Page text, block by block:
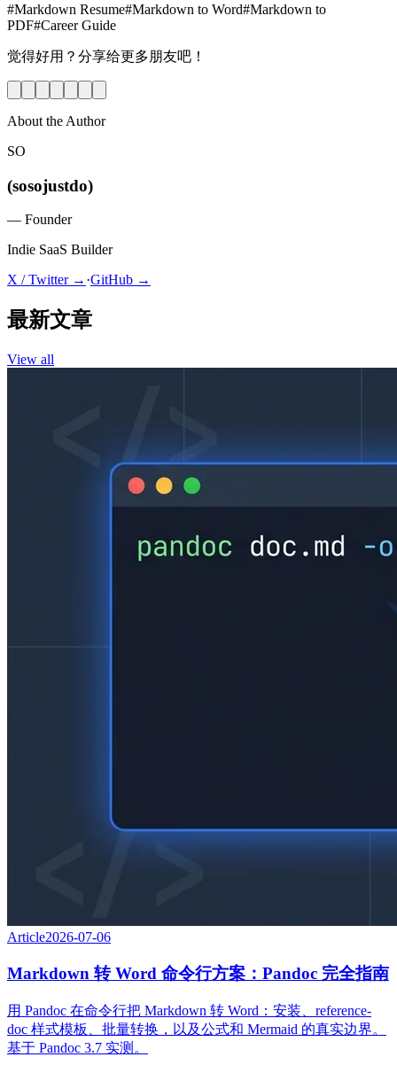
#Markdown Resume#Markdown to Word#Markdown to
PDF#Career Guide
觉得好用？分享给更多朋友吧！
About the Author
SO
(sosojustdo)
— Founder
Indie SaaS Builder
X / Twitter → ·GitHub →
最新文章
View all
Article2026-07-06
Markdown 转 Word 命令行方案：Pandoc 完全指南
用 Pandoc 在命令行把 Markdown 转 Word：安装、reference-
doc 样式模板、批量转换，以及公式和 Mermaid 的真实边界。
基于 Pandoc 3.7 实测。